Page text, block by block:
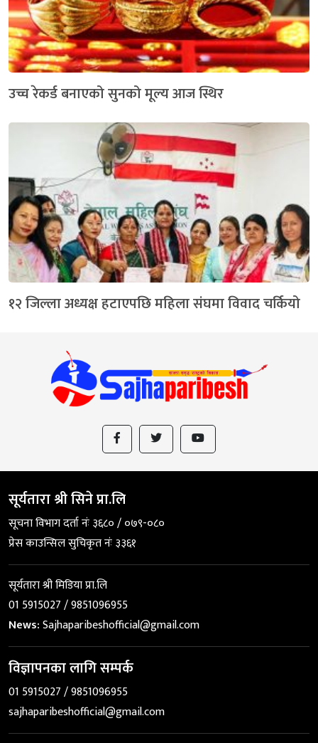
उच्च रेकर्ड बनाएको सुनको मूल्य आज स्थिर
१२ जिल्ला अध्यक्ष हटाएपछि महिला संघमा विवाद चर्कियो
सूर्यतारा श्री सिने प्रा.लि
सूचना विभाग दर्ता नंः ३६८० / ०७९-०८०
प्रेस काउन्सिल सुचिकृत नंः ३३६१
सूर्यतारा श्री मिडिया प्रा.लि
01 5915027 / 9851096955
News:Sajhaparibeshofficial@gmail.com
विज्ञापनका लागि सम्पर्क
01 5915027 / 9851096955
sajhaparibeshofficial@gmail.com